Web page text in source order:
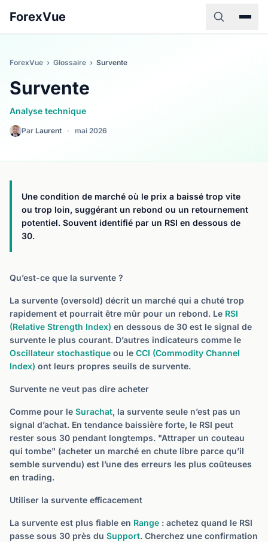
ForexVue
ForexVue › Glossaire › Survente
Survente
Analyse technique
Par Laurent · mai 2026
Une condition de marché où le prix a baissé trop vite
ou trop loin, suggérant un rebond ou un retournement
potentiel. Souvent identifié par un RSI en dessous de
30.
Qu’est-ce que la survente ?
La survente (oversold) décrit un marché qui a chuté trop
rapidement et pourrait être mûr pour un rebond. Le RSI
(Relative Strength Index) en dessous de 30 est le signal de
survente le plus courant. D’autres indicateurs comme le
Oscillateur stochastique ou le CCI (Commodity Channel
Index) ont leurs propres seuils de survente.
Survente ne veut pas dire acheter
Comme pour le Surachat, la survente seule n’est pas un
signal d’achat. En tendance baissière forte, le RSI peut
rester sous 30 pendant longtemps. "Attraper un couteau
qui tombe" (acheter un marché en chute libre parce qu’il
semble survendu) est l’une des erreurs les plus coûteuses
en trading.
Utiliser la survente efficacement
La survente est plus fiable en Range : achetez quand le RSI
passe sous 30 près du Support. Cherchez une confirmation